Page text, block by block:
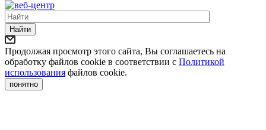
Найти
Продолжая просмотр этого сайта, Вы соглашаетесь на
обработку файлов cookie в соответствии с Политикой
использования файлов cookie.
понятно